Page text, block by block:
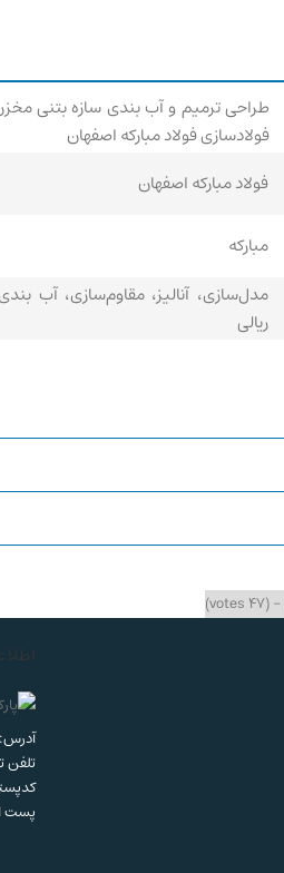
طراحی ترمیم و آب بندی سازه بتنی
فولادسازی فولاد مبارکه اصفهان
فولاد مبارکه اصفهان
مبارکه
مدل‌سازی، آنالیز، مقاوم‌سازی، آب
ریالی
تلفن تماس
کدپستی :
پست